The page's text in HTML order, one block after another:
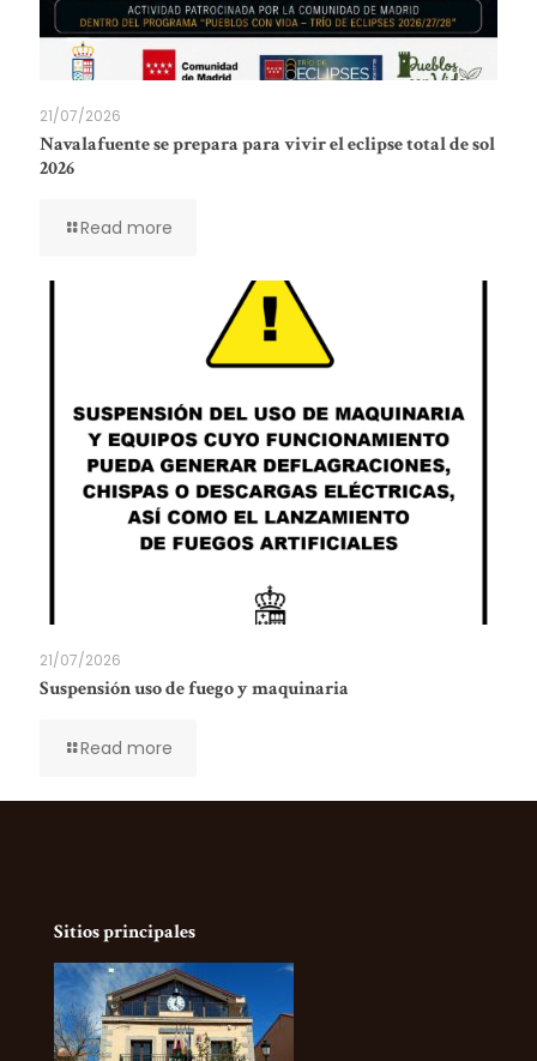
21/07/2026
Navalafuente se prepara para vivir el eclipse total de sol
2026
Read more
21/07/2026
Suspensión uso de fuego y maquinaria
Read more
Sitios principales